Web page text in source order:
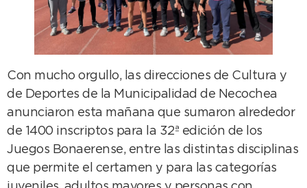
Con mucho orgullo, las direcciones de Cultura y
de Deportes de la Municipalidad de Necochea
anunciaron esta mañana que sumaron alrededor
de 1400 inscriptos para la 32ª edición de los
Juegos Bonaerense, entre las distintas disciplinas
que permite el certamen y para las categorías